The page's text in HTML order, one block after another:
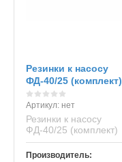
Резинки к насосу
ФД-40/25 (комплект)
Артикул: нет
Резинки к насосу
ФД-40/25 (комплект)
Производитель: